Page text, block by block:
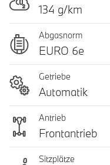
134 g/km
Abgasnorm
EURO 6e
Getriebe
Automatik
Antrieb
Frontantrieb
Sitzplätze